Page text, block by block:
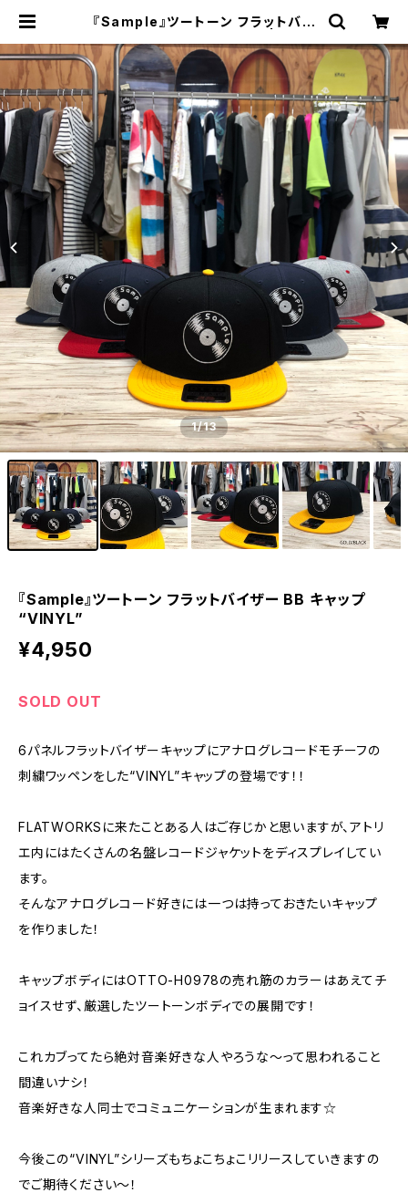
『Sample』ツートーン フラットバイ
WORKS
1/13
『Sample』ツートーン フラットバイザー BB キャップ
“VINYL”
¥4,950
SOLD OUT
6パネルフラットバイザーキャップにアナログレコードモチーフの
刺繍ワッペンをした“VINYL”キャップの登場です！！
FLATWORKSに来たことある人はご存じかと思いますが、アトリ
エ内にはたくさんの名盤レコードジャケットをディスプレイしてい
ます。
そんなアナログレコード好きには一つは持っておきたいキャップ
を作りました！
キャップボディにはOTTO-H0978の売れ筋のカラーはあえてチ
ョイスせず、厳選したツートーンボディでの展開です！
これカブってたら絶対音楽好きな人やろうな～って思われること
間違いナシ！
音楽好きな人同士でコミュニケーションが生まれます☆
今後この“VINYL”シリーズもちょこちょこリリースしていきますの
でご期待ください～！